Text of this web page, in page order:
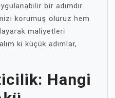
bir adımdır.
korumuş oluruz hem
maliyetleri
ki küçük adımlar,
Hangi